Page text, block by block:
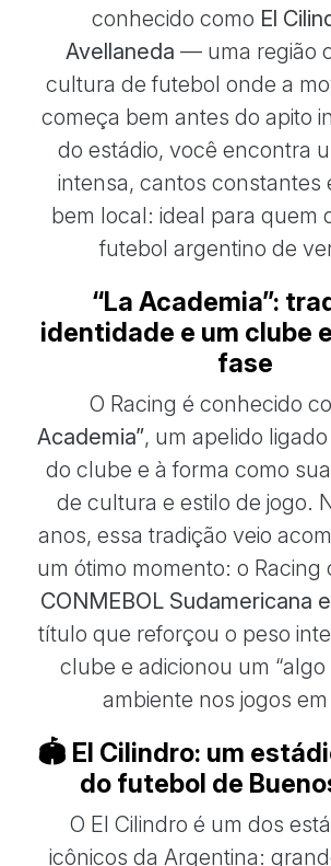
conhecido como El
Avellaneda — uma região
cultura de futebol onde a
começa bem antes do apito
do estádio, você encontra
intensa, cantos constantes
bem local: ideal para quem
futebol argentino de
“La Academia”:
identidade e um clube
fase
O Racing é conhecido
Academia”, um apelido
do clube e à forma como
de cultura e estilo de jogo.
anos, essa tradição veio
um ótimo momento: o Racing
CONMEBOL Sudamericana
título que reforçou o peso
clube e adicionou um “algo
ambiente nos jogos
🏟️ El Cilindro: um
do futebol de
O El Cilindro é um dos
icônicos da Argentina: